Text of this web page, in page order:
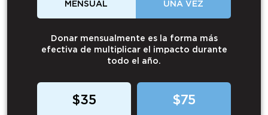
MENSUAL UNA VEZ
Donar mensualmente es la forma más
efectiva de multiplicar el impacto durante
todo el año.
$35 $75